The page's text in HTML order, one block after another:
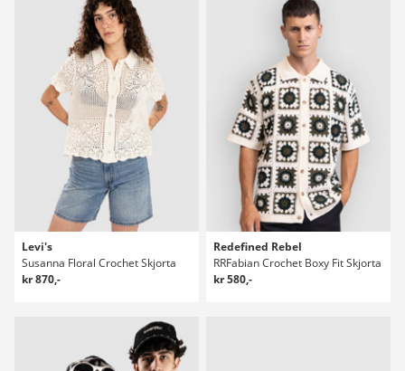
Levi's
Susanna Floral Crochet Skjorta
kr 870,-
Redefined Rebel
RRFabian Crochet Boxy Fit Skjorta
kr 580,-